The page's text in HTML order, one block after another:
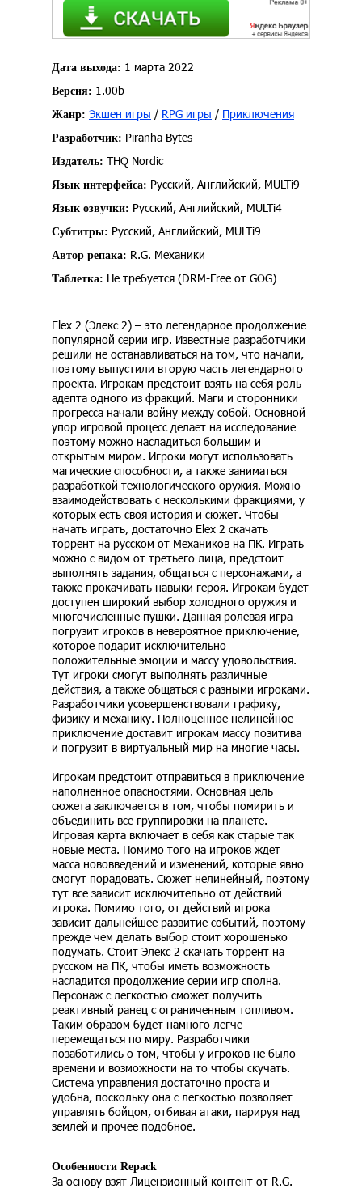
Дата выхода: 1 марта 2022
Версия: 1.00b
Жанр: Экшен игры / RPG игры / Приключения
Разработчик: Piranha Bytes
Издатель: THQ Nordic
Язык интерфейса: Русский, Английский, MULTi9
Язык озвучки: Русский, Английский, MULTi4
Субтитры: Русский, Английский, MULTi9
Автор репака: R.G. Механики
Таблетка: Не требуется (DRM-Free от GOG)
Elex 2 (Элекс 2) – это легендарное продолжение
популярной серии игр. Известные разработчики
решили не останавливаться на том, что начали,
поэтому выпустили вторую часть легендарного
проекта. Игрокам предстоит взять на себя роль
адепта одного из фракций. Маги и сторонники
прогресса начали войну между собой. Основной
упор игровой процесс делает на исследование
поэтому можно насладиться большим и
открытым миром. Игроки могут использовать
магические способности, а также заниматься
разработкой технологического оружия. Можно
взаимодействовать с несколькими фракциями, у
которых есть своя история и сюжет. Чтобы
начать играть, достаточно Elex 2 скачать
торрент на русском от Механиков на ПК. Играть
можно с видом от третьего лица, предстоит
выполнять задания, общаться с персонажами, а
также прокачивать навыки героя. Игрокам будет
доступен широкий выбор холодного оружия и
многочисленные пушки. Данная ролевая игра
погрузит игроков в невероятное приключение,
которое подарит исключительно
положительные эмоции и массу удовольствия.
Тут игроки смогут выполнять различные
действия, а также общаться с разными игроками.
Разработчики усовершенствовали графику,
физику и механику. Полноценное нелинейное
приключение доставит игрокам массу позитива
и погрузит в виртуальный мир на многие часы.
Игрокам предстоит отправиться в приключение
наполненное опасностями. Основная цель
сюжета заключается в том, чтобы помирить и
объединить все группировки на планете.
Игровая карта включает в себя как старые так
новые места. Помимо того на игроков ждет
масса нововведений и изменений, которые явно
смогут порадовать. Сюжет нелинейный, поэтому
тут все зависит исключительно от действий
игрока. Помимо того, от действий игрока
зависит дальнейшее развитие событий, поэтому
прежде чем делать выбор стоит хорошенько
подумать. Стоит Элекс 2 скачать торрент на
русском на ПК, чтобы иметь возможность
насладится продолжение серии игр сполна.
Персонаж с легкостью сможет получить
реактивный ранец с ограниченным топливом.
Таким образом будет намного легче
перемещаться по миру. Разработчики
позаботились о том, чтобы у игроков не было
времени и возможности на то чтобы скучать.
Система управления достаточно проста и
удобна, поскольку она с легкостью позволяет
управлять бойцом, отбивая атаки, парируя над
землей и прочее подобное.
Особенности Repack
За основу взят Лицензионный контент от R.G.